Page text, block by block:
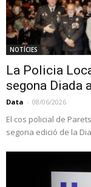
NOTÍCIES
La Policia
segona Diada
Data - 08/06/2026
El cos policial de
segona edició de la